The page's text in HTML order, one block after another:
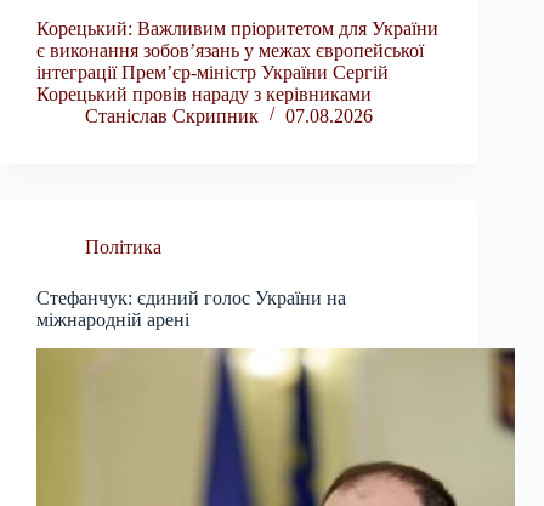
Корецький: Важливим пріоритетом для України
є виконання зобовʼязань у межах європейської
інтеграції Прем’єр-міністр України Сергій
Корецький провів нараду з керівниками
Станіслав Скрипник
07.08.2026
Політика
Стефанчук: єдиний голос України на
міжнародній арені